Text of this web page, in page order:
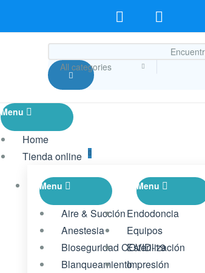
All categories
Menu
Home
Tienda online
Menu
Aire & Succión
Anestesia
Bioseguridad COVID-19
Blanqueamiento
Menu
Endodoncia
Equipos
Esterilización
Impresión